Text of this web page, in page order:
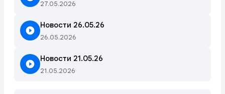
27.05.2026
Новости 26.05.26
26.05.2026
Новости 21.05.26
21.05.2026